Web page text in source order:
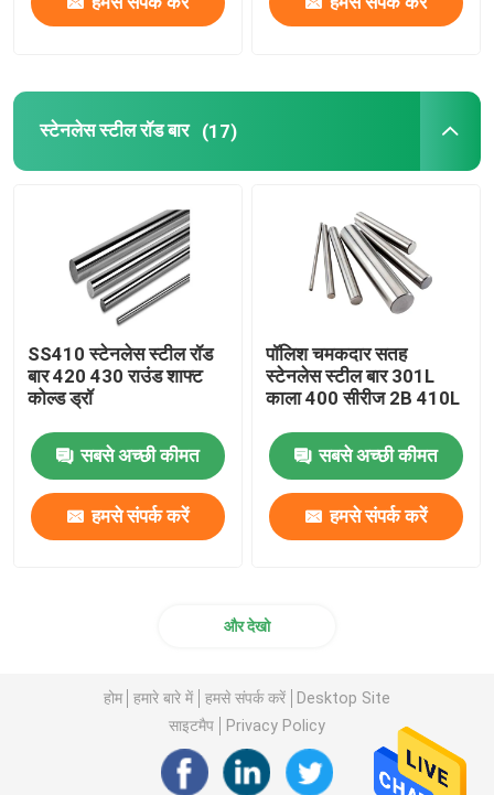
स्टेनलेस स्टील रॉड बार (17)
SS410 स्टेनलेस स्टील रॉड
बार 420 430 राउंड शाफ्ट
कोल्ड ड्रॉ
सबसे अच्छी कीमत
हमसे संपर्क करें
पॉलिश चमकदार सतह
स्टेनलेस स्टील बार 301L
काला 400 सीरीज 2B 410L
सबसे अच्छी कीमत
हमसे संपर्क करें
और देखो
होम हमारे बारे में हमसे संपर्क करें
Desktop Site
साइटमैप
Privacy Policy